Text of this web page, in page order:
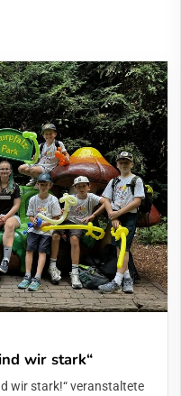
wir stark“
wir stark!“ veranstaltete